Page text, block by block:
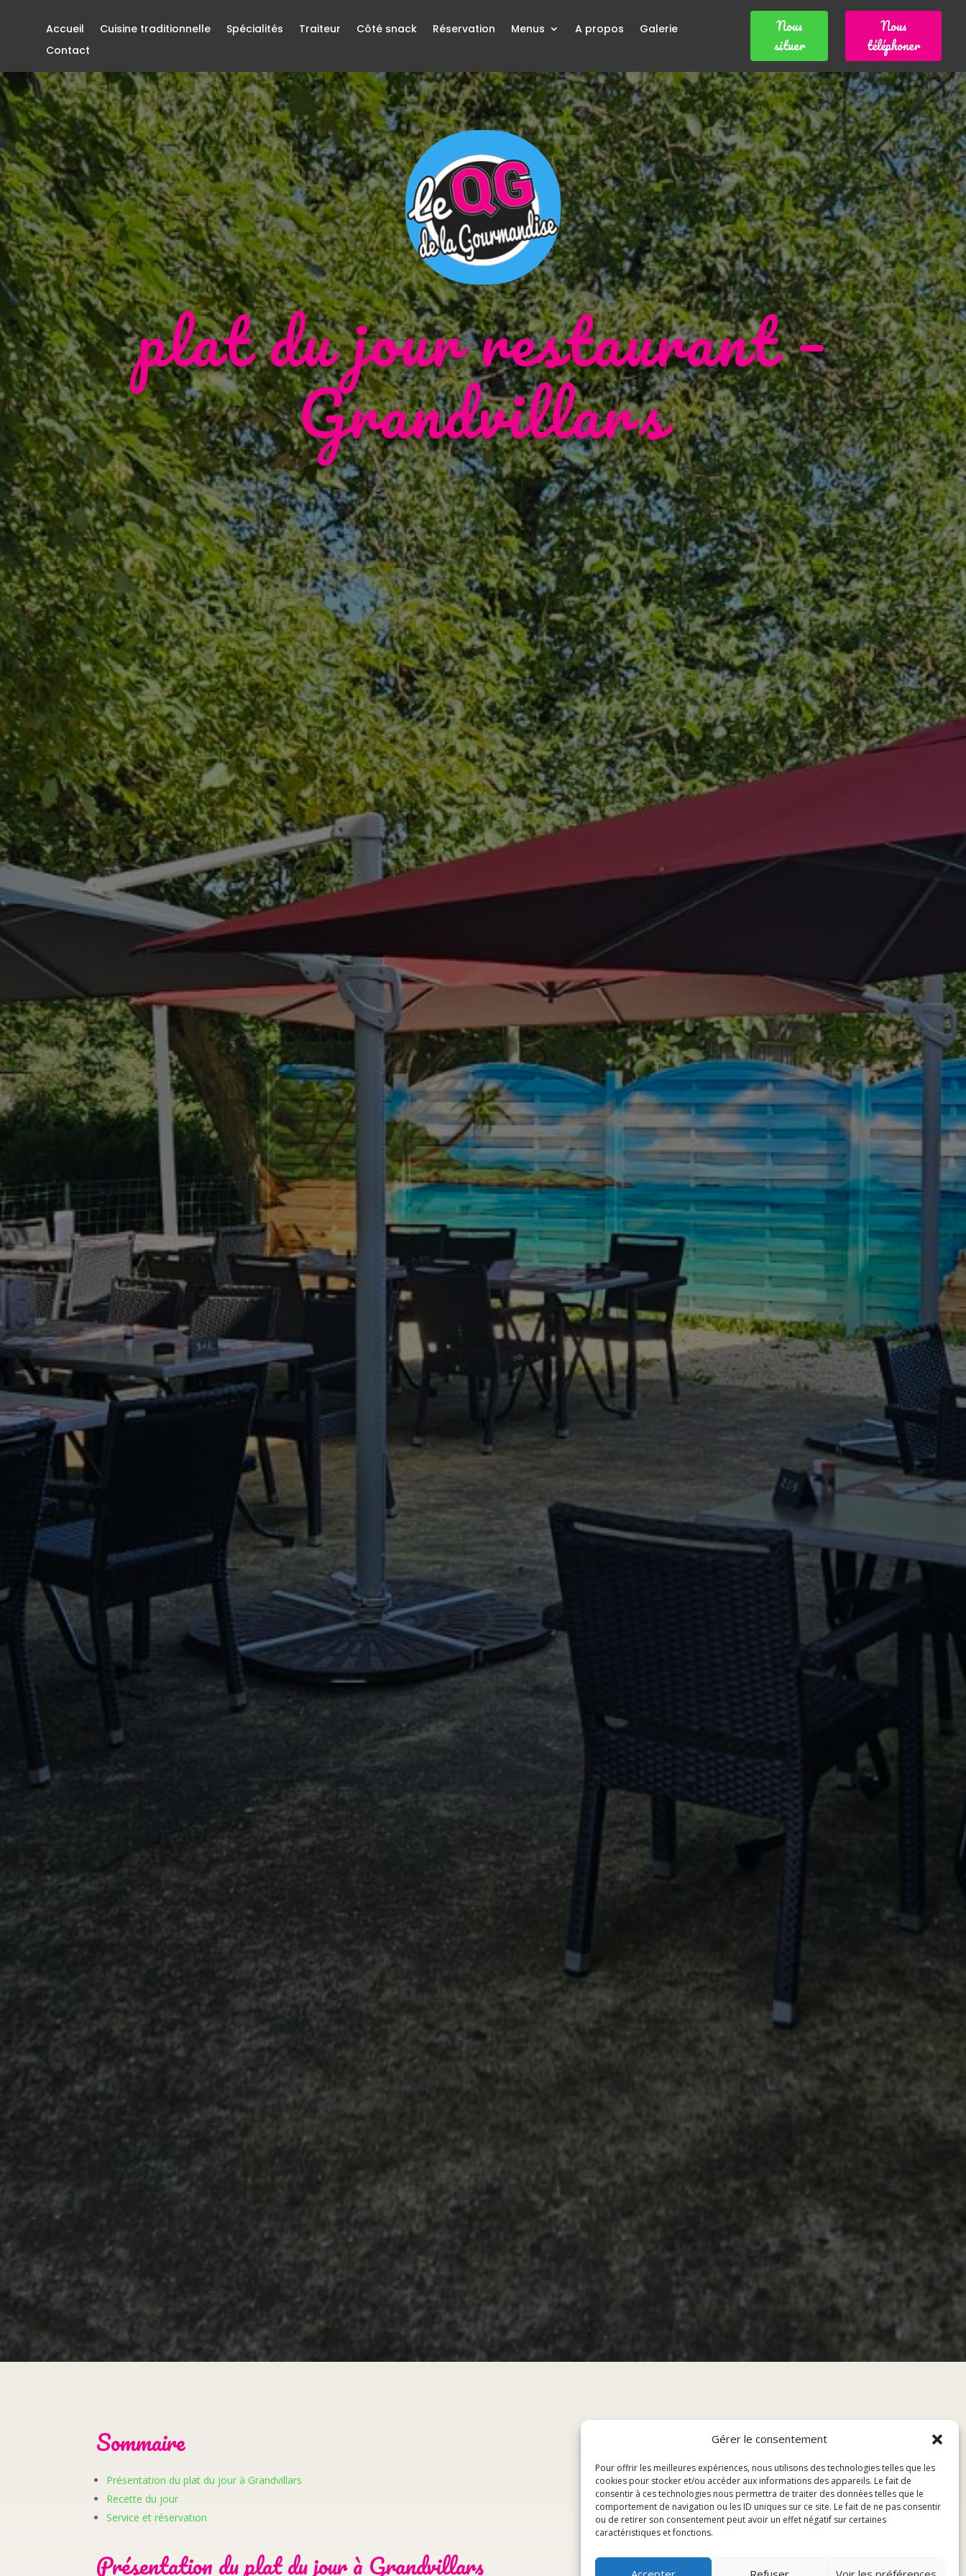
Gérer le consentement
Pour offrir les meilleures expériences, nous utilisons des technologies telles que les
cookies pour stocker et/ou accéder aux informations des appareils. Le fait de
consentir à ces technologies nous permettra de traiter des données telles que le
comportement de navigation ou les ID uniques sur ce site. Le fait de ne pas consentir
ou de retirer son consentement peut avoir un effet négatif sur certaines
caractéristiques et fonctions.
Accueil Cuisine traditionnelle Spécialités Traiteur Côté snack Réservation Menus A propos
Galerie
Contact
Nous
situer
Nous
téléphoner
plat du jour restaurant –
Grandvillars
Sommaire
Présentation du plat du jour à Grandvillars
Recette du jour
Service et réservation
Présentation du plat du jour à Grandvillars